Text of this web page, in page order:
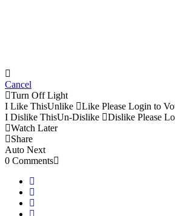
Cancel
Turn Off Light
I Like ThisUnlike Like Please Login to
I Dislike ThisUn-Dislike Dislike Please
Watch Later
Share
Auto Next
0 Comments